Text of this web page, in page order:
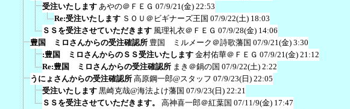
受注いたします あやの＠ＦＥＧ 07/9/21(金) 22:53
Re:受注いたします ＳＯＵ＠ビギナーズ王国 07/9/22(土) 18:03
ＳＳを受注させていただきます 風理礼衣＠ＦＥＧ 07/9/28(金) 14:06
豊国 ミロさんからの受注確認所 豊国 ミルメーク＠詩歌藩国 07/9/21(金) 3:30
:豊国 ミロさんからのＳＳ受注いたします 金村佑華＠ＦＥＧ 07/9/21(金) 21:12
Re:豊国 ミロさんからの受注確認所 まき＠鍋の国 07/9/22(土) 2:22
うにょさんからの受注確認所 高原鋼一郎@スタッフ 07/9/23(日) 22:05
受注いたします 黒崎克哉@海法よけ藩国 07/9/23(日) 22:21
ＳＳを受注させていただきます。
高神喜一郎＠紅葉国 07/11/9(金) 17:47